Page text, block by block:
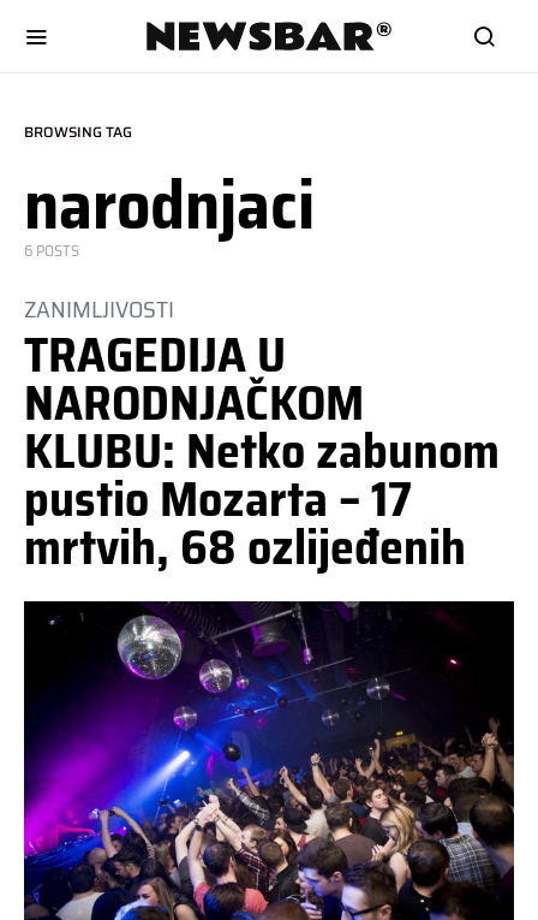
BROWSING TAG
narodnjaci
6 POSTS
ZANIMLJIVOSTI
TRAGEDIJA U
NARODNJAČKOM
KLUBU: Netko zabunom
pustio Mozarta – 17
mrtvih, 68 ozlijeđenih